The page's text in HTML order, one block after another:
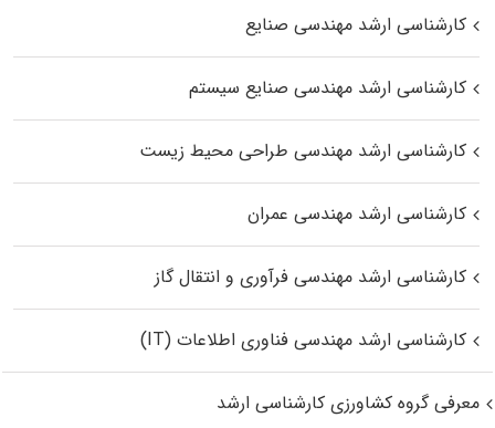
کارشناسی ارشد مهندسی صنایع
کارشناسی ارشد مهندسی صنایع سیستم
کارشناسی ارشد مهندسی طراحی محیط زیست
کارشناسی ارشد مهندسی عمران
کارشناسی ارشد مهندسی فرآوری و انتقال گاز
کارشناسی ارشد مهندسی فناوری اطلاعات (IT)
معرفی گروه کشاورزی کارشناسی ارشد